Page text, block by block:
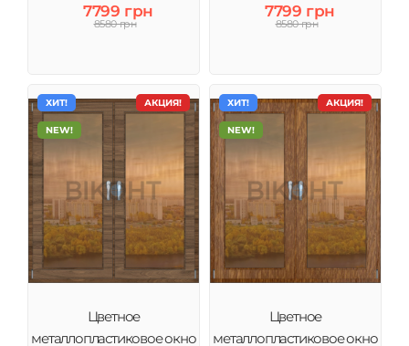
тонировка зеркало
7799 грн
8580 грн
Антрацит тонировка
зеркало
7799 грн
8580 грн
АКЦИЯ!
ХИТ!
NEW!
Цветное
металлопластиковое окно
АКЦИЯ!
ХИТ!
NEW!
Цветное
металлопластиковое окно